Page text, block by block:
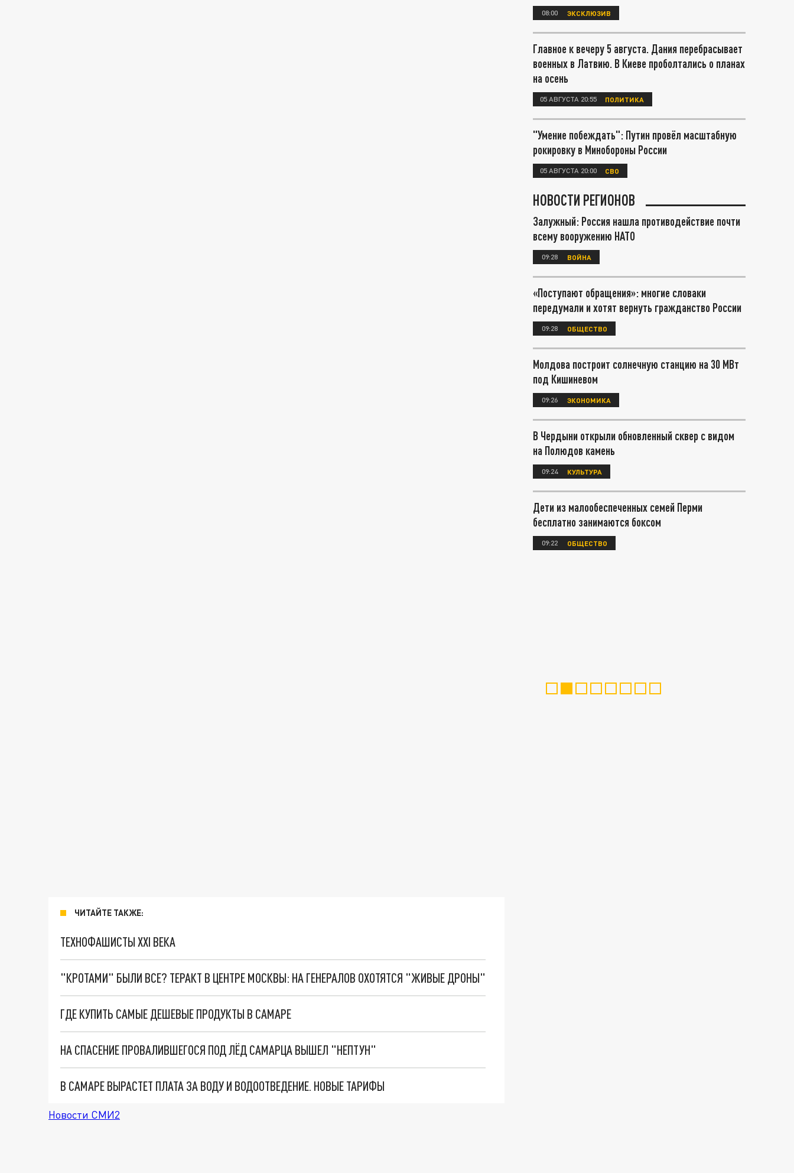
ЧИТАЙТЕ ТАКЖЕ:
ТЕХНОФАШИСТЫ XXI ВЕКА
"КРОТАМИ" БЫЛИ ВСЕ? ТЕРАКТ В ЦЕНТРЕ МОСКВЫ: НА ГЕНЕРАЛОВ ОХОТЯТСЯ "ЖИВЫЕ ДРОНЫ"
ГДЕ КУПИТЬ САМЫЕ ДЕШЕВЫЕ ПРОДУКТЫ В САМАРЕ
НА СПАСЕНИЕ ПРОВАЛИВШЕГОСЯ ПОД ЛЁД САМАРЦА ВЫШЕЛ "НЕПТУН"
В САМАРЕ ВЫРАСТЕТ ПЛАТА ЗА ВОДУ И ВОДООТВЕДЕНИЕ. НОВЫЕ ТАРИФЫ
Новости СМИ2
08:00 ЭКСКЛЮЗИВ
Главное к вечеру 5 августа. Дания перебрасывает
военных в Латвию. В Киеве проболтались о планах
на осень
05 АВГУСТА 20:55 ПОЛИТИКА
"Умение побеждать": Путин провёл масштабную
рокировку в Минобороны России
05 АВГУСТА 20:00 СВО
НОВОСТИ РЕГИОНОВ
Залужный: Россия нашла противодействие почти
всему вооружению НАТО
09:28 ВОЙНА
«Поступают обращения»: многие словаки
передумали и хотят вернуть гражданство России
09:28 ОБЩЕСТВО
Молдова построит солнечную станцию на 30 МВт
под Кишиневом
09:26 ЭКОНОМИКА
В Чердыни открыли обновленный сквер с видом
на Полюдов камень
09:24 КУЛЬТУРА
Дети из малообеспеченных семей Перми
бесплатно занимаются боксом
09:22 ОБЩЕСТВО